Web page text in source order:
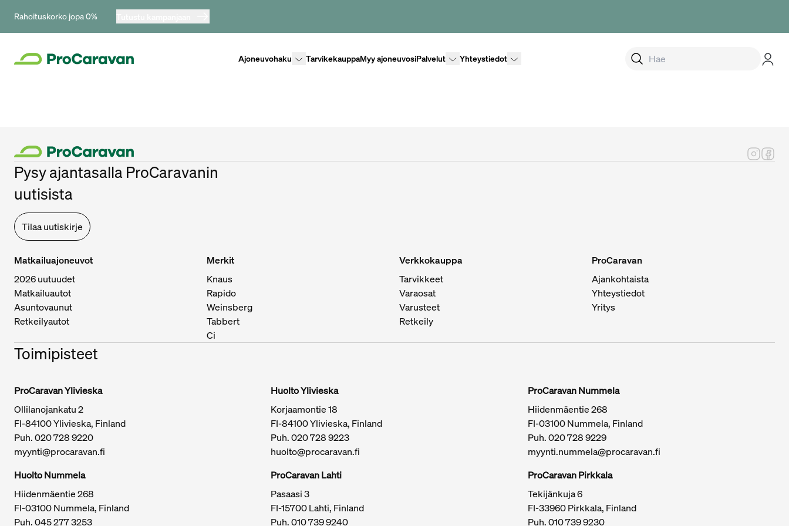
Rahoituskorko jopa 0%
AjoneuvohakuLisävalikko
TarvikekauppaMyy ajoneuvosiPalvelutLisävalikko
YhteystiedotLisävalikko
Tärkeitä linkkejä / sivukartta
Pysy ajantasalla ProCaravanin
uutisista
Tilaa uutiskirje
Matkailuajoneuvot
2026 uutuudet
Matkailuautot
Asuntovaunut
Retkeilyautot
Merkit
Knaus
Rapido
Weinsberg
Tabbert
Ci
Verkkokauppa
Tarvikkeet
Varaosat
Varusteet
Retkeily
ProCaravan
Ajankohtaista
Yhteystiedot
Yritys
Toimipisteet
ProCaravan Ylivieska
Ollilanojankatu 2
FI-84100 Ylivieska, Finland
Puh.020 728 9220
myynti@procaravan.fi
Huolto Ylivieska
Korjaamontie 18
FI-84100 Ylivieska, Finland
Puh.020 728 9223
huolto@procaravan.fi
ProCaravan Nummela
Hiidenmäentie 268
FI-03100 Nummela, Finland
Puh.020 728 9229
myynti.nummela@procaravan.fi
Huolto Nummela
Hiidenmäentie 268
FI-03100 Nummela, Finland
Puh. 045 277 3253
ProCaravan Lahti
Pasaasi 3
FI-15700 Lahti, Finland
Puh.010 739 9240
ProCaravan Pirkkala
Tekijänkuja 6
FI-33960 Pirkkala, Finland
Puh.010 739 9230